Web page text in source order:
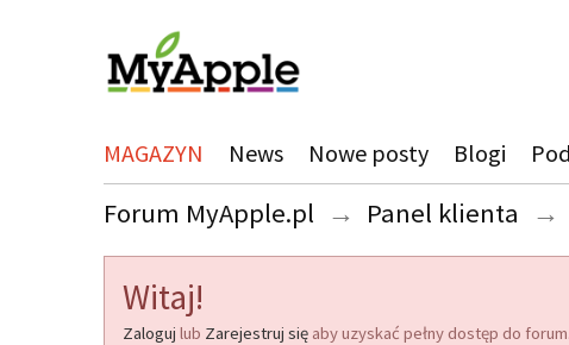
MAGAZYN News Nowe posty Blogi
Forum MyApple.pl → Panel klienta →
Witaj!
Zaloguj lub Zarejestruj się aby uzyskać pełny dostęp do forum.